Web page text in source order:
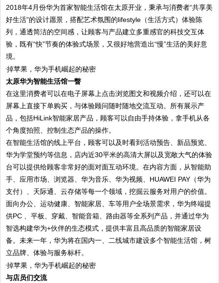
2018年4月份华为首家智能生活馆在太原开业，秉承与消费者“共享美
好生活”的设计愿景，搭配艺术氛围的lifestyle（生活方式）体验陈
列，通透简洁的空间感，让顾客与产品建立多重感官的科技交互体
验，既有“快”节奏的体验式场景，又很好地营造出“慢”生活的美好意
境。
太原华为智能生活馆一瞥
在这里消费者可以在电子屏幕上点击浏览图文和视频介绍，还可以在
屏幕上直接下单购买，与体验顾问随时随地交流互动。所有展示产
品，包括HiLink智能家居产品，顾客可以自由手持体验，拿手机从各
个角度拍照、控制生态产品的操作。
在智能生活馆的线上平台，顾客可以及时看到活动预告、新品预览、
华为学堂预约等信息，店内近30平米的高清大屏以及宽敞大气的体验
台可以提供给顾客非常好的面对面互动环境。在内容方面，从智能助
手、应用市场、浏览器、华为音乐、华为视频、HUAWEI PAY（华为
支付）、天际通、云存储等每一个领域，挖掘云服务对用户的价值。
面向办公、运动健康、智能家居、车等用户全场景需求，华为终端提
供PC 、平板、穿戴、智能音箱、路由器等全系列产品，并通过华为
智选构建华为+伙伴的生态模式，提供丰富且高品质的智能家居设
备。未来一年，华为将在国内一、二线城市建设多个智能生活馆，树
立品牌、体验与服务标杆。
与店员们交流